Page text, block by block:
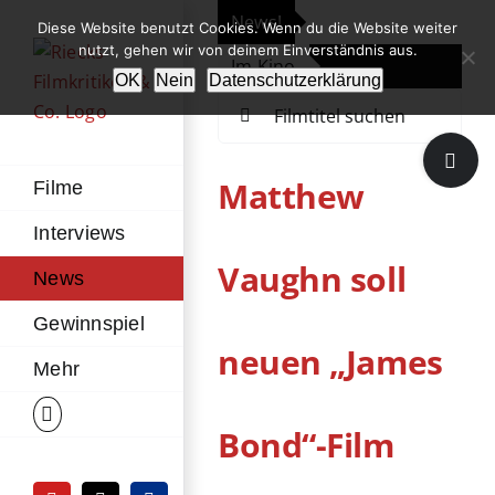
Inhalt
springen
Filme
Interviews
News
Gewinnspiel
Mehr
News!
Im Kino
Die
Matthew
Vaughn soll
neuen „James
Bond“-Film
Toggle
Sliding
Diese Website benutzt Cookies. Wenn du die Website weiter
nutzt, gehen wir von deinem Einverständnis aus.
OK Nein Datenschutzerklärung